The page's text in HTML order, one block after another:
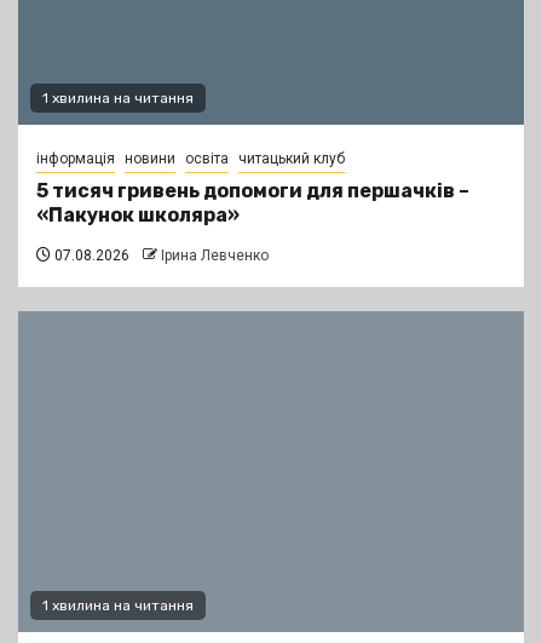
1 хвилина на читання
інформація новини освіта читацький клуб
5 тисяч гривень допомоги для першачків –
«Пакунок школяра»
07.08.2026 Ірина Левченко
1 хвилина на читання